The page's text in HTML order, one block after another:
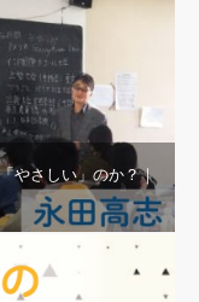
やさしい」のか？｜